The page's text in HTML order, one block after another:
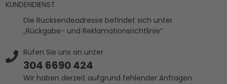
KUNDENDIENST
Die Rücksendeadresse befindet sich unter
„Rückgabe- und Reklamationsrichtlinie“
Rufen Sie uns an unter
304 6690 424
Wir haben derzeit aufgrund fehlender Anfragen